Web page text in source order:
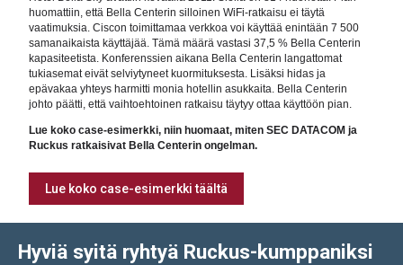
huomattiin, että Bella Centerin silloinen WiFi-ratkaisu ei täytä
vaatimuksia. Ciscon toimittamaa verkkoa voi käyttää enintään 7 500
samanaikaista käyttäjää. Tämä määrä vastasi 37,5 % Bella Centerin
kapasiteetista. Konferenssien aikana Bella Centerin langattomat
tukiasemat eivät selviytyneet kuormituksesta. Lisäksi hidas ja
epävakaa yhteys harmitti monia hotellin asukkaita. Bella Centerin
johto päätti, että vaihtoehtoinen ratkaisu täytyy ottaa käyttöön pian.
Lue koko case-esimerkki, niin huomaat, miten SEC DATACOM ja
Ruckus ratkaisivat Bella Centerin ongelman.
Lue koko case-esimerkki täältä
Hyviä syitä ryhtyä Ruckus-kumppaniksi